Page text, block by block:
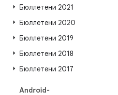
Бюллетени 2021
Бюллетени 2020
Бюллетени 2019
Бюллетени 2018
Бюллетени 2017
Android-